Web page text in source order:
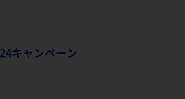
キャンペーン